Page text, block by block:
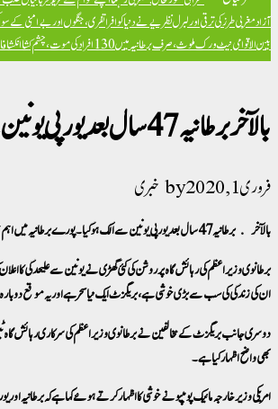
آزادمغربی طرز کی ترقی اور لبرل نظریے نے دنیا کو افراتفری، جنگوں اور بےامنی
بین الاقوامی نیٹ ورک ملوث، صرف برطانیہ میں 130 افراد کی موت، چشم کشا انکشافات
بالآ خربرطانیہ 47 سال بعد یورپی یونین سے علیحدہ: ملک بھر میں جشن اور ریلیاں
فروری 1, 2020 خبری
بالآخر برطانیہ 47 سال بعد یورپی یونین سے الگ ہوگیا ۔ پورے برطانیہ میں اہم عمارتیں برطانوی پرچم کے رنگ میں رنگ گئیں۔ پارلیمنٹ سکوائر سمیت ملک بھر میں بریگزٹ کی حمایت میں جشن منائے گئےاورریلیاں نکالی گئیں جبکہ ٹین ڈاؤننگ سٹریٹ میں حامی اور مخالف آمنے سامنے آگئے۔
برطانوی وزیراعظم کی رہائش گاہ پر روشن کی گئی گھڑی نے یونین سے علیحدگی کا
ان کی زندگی کی سب سے بڑی خوشی ہے، بریگزٹ ایک نیا سحر ہے اور یہ موقع
دوسری جانب بریگزٹ کے مخالفین نے برطانوی وزیراعظم کی سرکاری رہائش گاہ
بھی واضح اظہار کیا ہے۔
امریکی وزیر خارجہ مائیک پومپیو نے خوشی کا اظہار کرتے ہوئے کہا ہے کہ